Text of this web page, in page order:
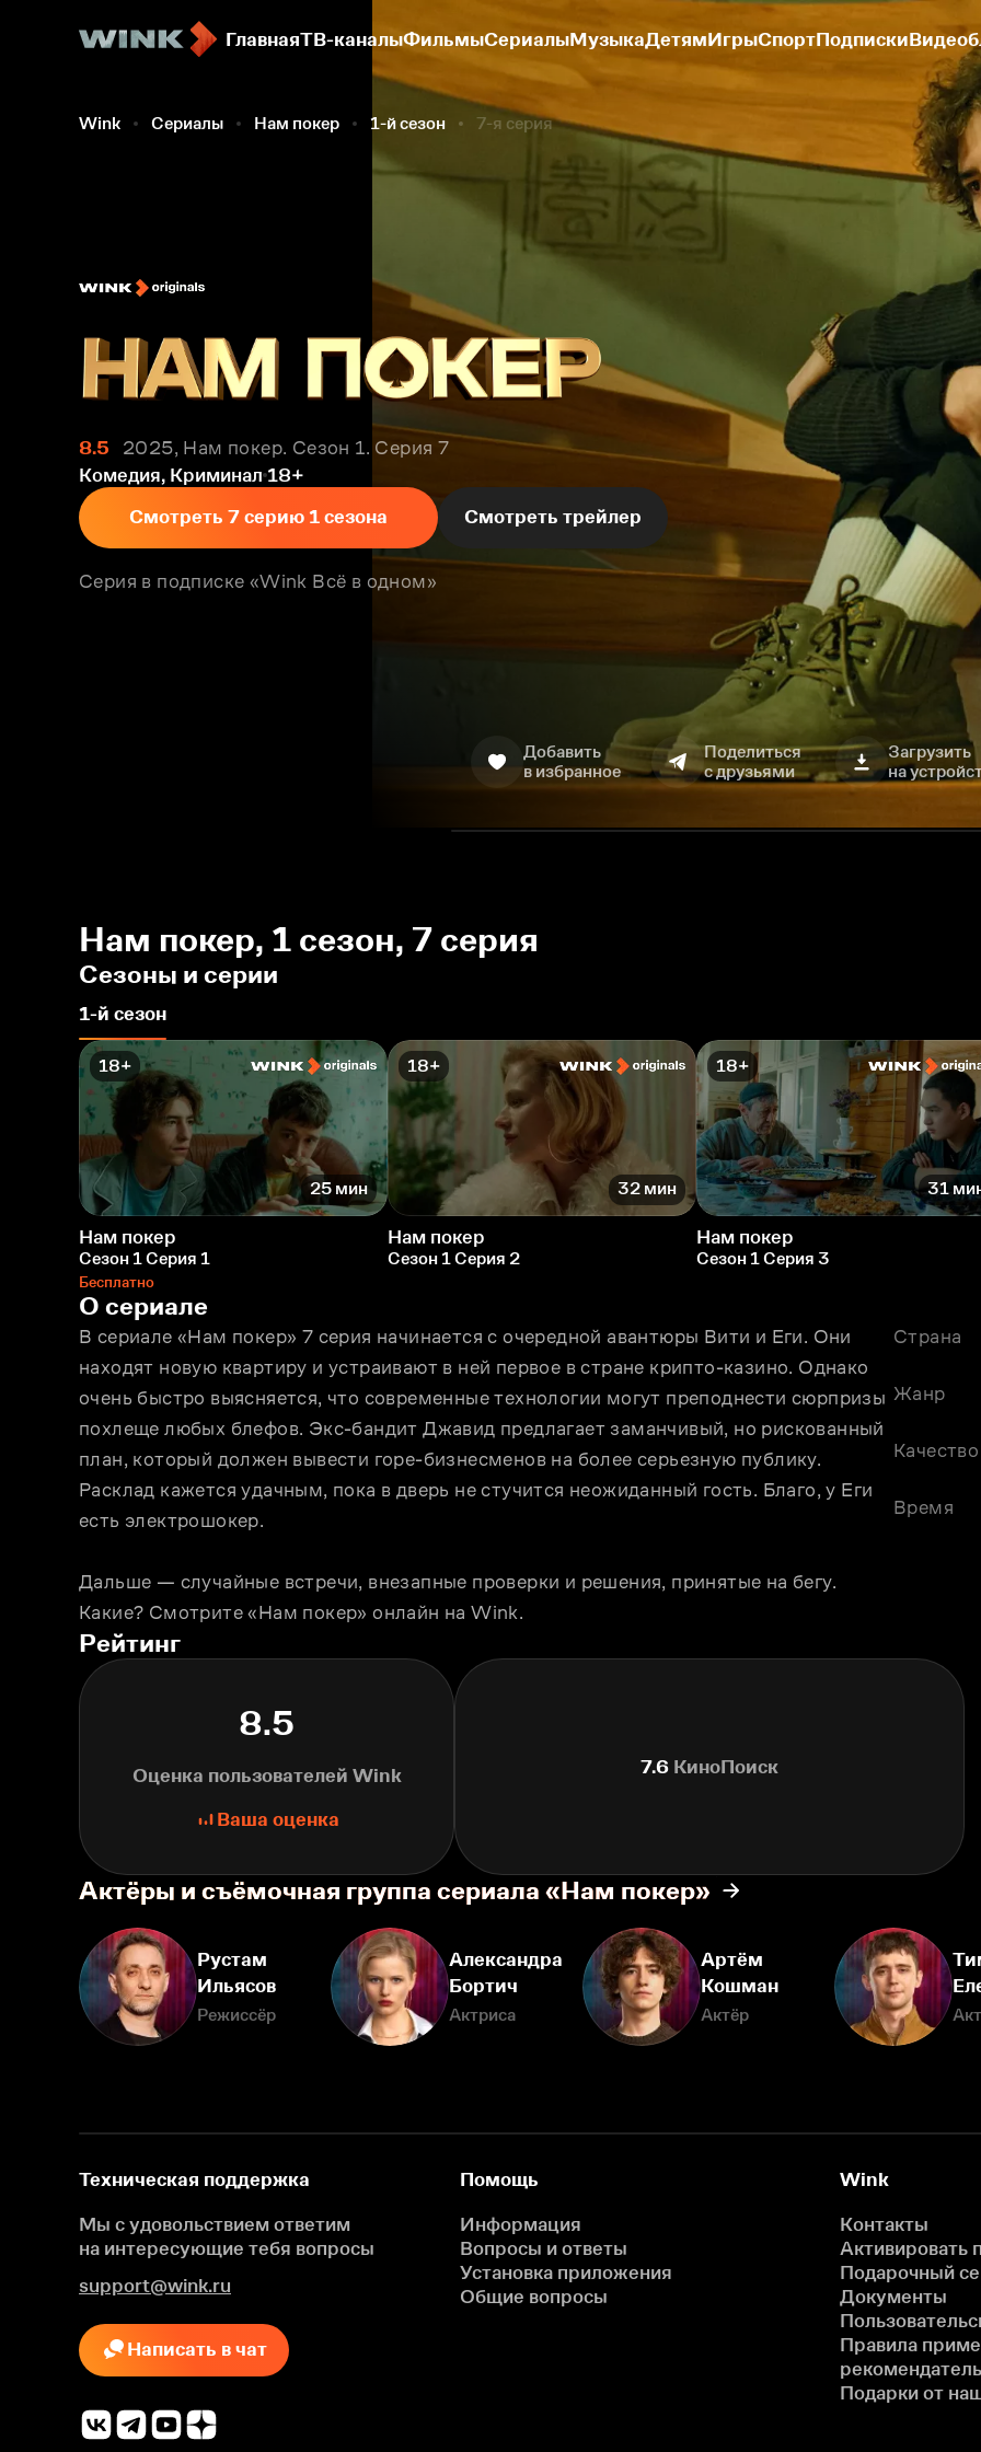
ГлавнаяТВ-каналыФильмыСериалыМузыкаДетямИгрыСпортПодписки
Wink Сериалы Нам покер 1-й сезон 7-я серия
8.5
2025, Нам покер. Сезон 1. Серия 7
Комедия, Криминал 18+
Смотреть 7 серию 1 сезона
Смотреть трейлер
Серия в подписке «Wink Всё в одном»
Добавить
в избранное
Поделиться
с друзьями
Загрузить
на
Нам покер, 1 сезон, 7 серия
Сезоны и серии
1-й сезон
18+
25 мин
Нам покер
Сезон 1 Серия 1
Бесплатно
18+
32 мин
Нам покер
Сезон 1 Серия 2
18+
31
Нам покер
Сезон 1 Серия 3
О сериале
В сериале «Нам покер» 7 серия начинается с очередной авантюры Вити и Еги. Они
находят новую квартиру и устраивают в ней первое в стране крипто-казино. Однако
очень быстро выясняется, что современные технологии могут преподнести сюрпризы
похлеще любых блефов. Экс-бандит Джавид предлагает заманчивый, но рискованный
план, который должен вывести горе-бизнесменов на более серьезную публику.
Расклад кажется удачным, пока в дверь не стучится неожиданный гость. Благо, у Еги
есть электрошокер.
Дальше — случайные встречи, внезапные проверки и решения, принятые на бегу.
Какие? Смотрите «Нам покер» онлайн на Wink.
Страна
Жанр
Качество
Время
Рейтинг
8.5
Оценка пользователей Wink
Ваша оценка
7.6КиноПоиск
Актёры и съёмочная группа сериала «Нам покер»
Рустам
Ильясов
Режиссёр
Александра
Бортич
Актриса
Артём
Кошман
Актёр
Техническая поддержка
Мы с удовольствием ответим
на интересующие тебя вопросы
support@wink.ru
Написать в чат
Помощь
Информация
Вопросы и ответы
Установка приложения
Общие вопросы
Wink
Контакты
Активировать
Подарочный
Документы
Правила
Подарки от